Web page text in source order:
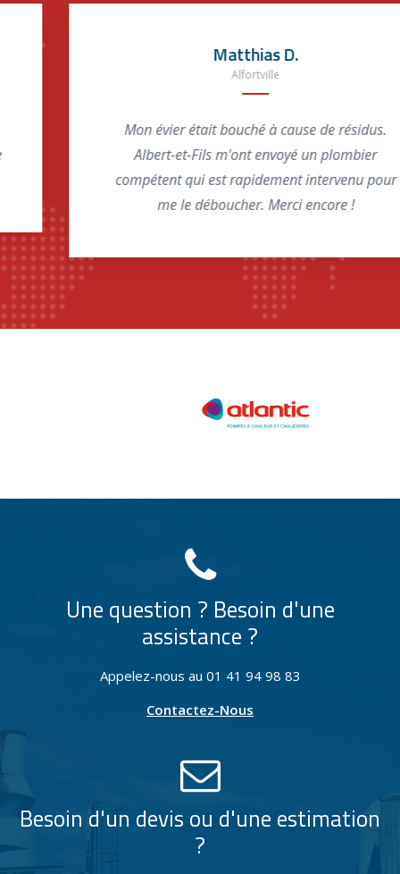
Matthias D.
Mon évier était bouché à cause de résidus.
Albert-et-Fils m'ont envoyé un plombier
compétent qui est rapidement intervenu pour
me le déboucher. Merci encore !
Une question ? Besoin d'une
assistance ?
Appelez-nous au 01 41 94 98 83
Contactez-Nous
Besoin d'un devis ou d'une estimation
?